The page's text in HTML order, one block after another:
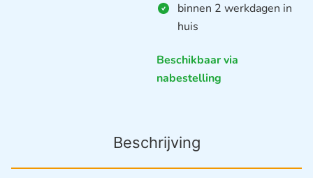
binnen 2 werkdagen in
huis
Beschikbaar via
nabestelling
Beschrijving